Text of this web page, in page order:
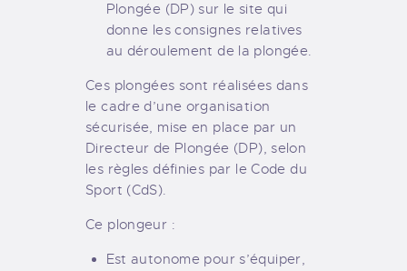
Plongée (DP) sur le site qui
donne les consignes relatives
au déroulement de la plongée.
Ces plongées sont réalisées dans
le cadre d’une organisation
sécurisée, mise en place par un
Directeur de Plongée (DP), selon
les règles définies par le Code du
Sport (CdS).
Ce plongeur :
Est autonome pour s’équiper,